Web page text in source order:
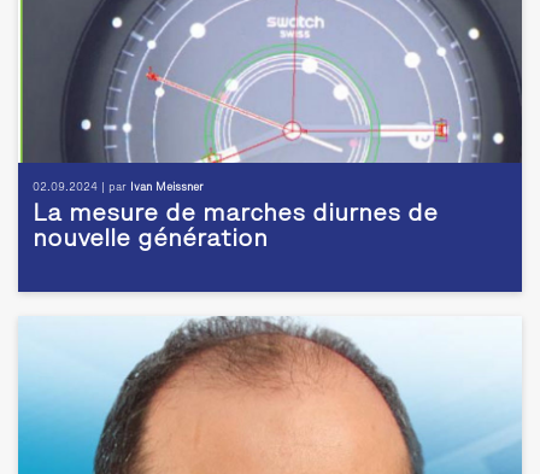
02.09.2024 | par Ivan Meissner
La mesure de marches diurnes de
nouvelle génération